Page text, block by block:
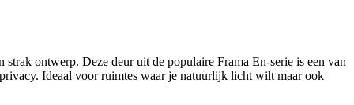
ontwerp. Deze deur uit de populaire Frama En-serie is een van
Ideaal voor ruimtes waar je natuurlijk licht wilt maar ook